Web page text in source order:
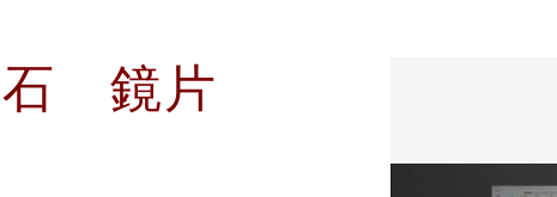
石 鏡片